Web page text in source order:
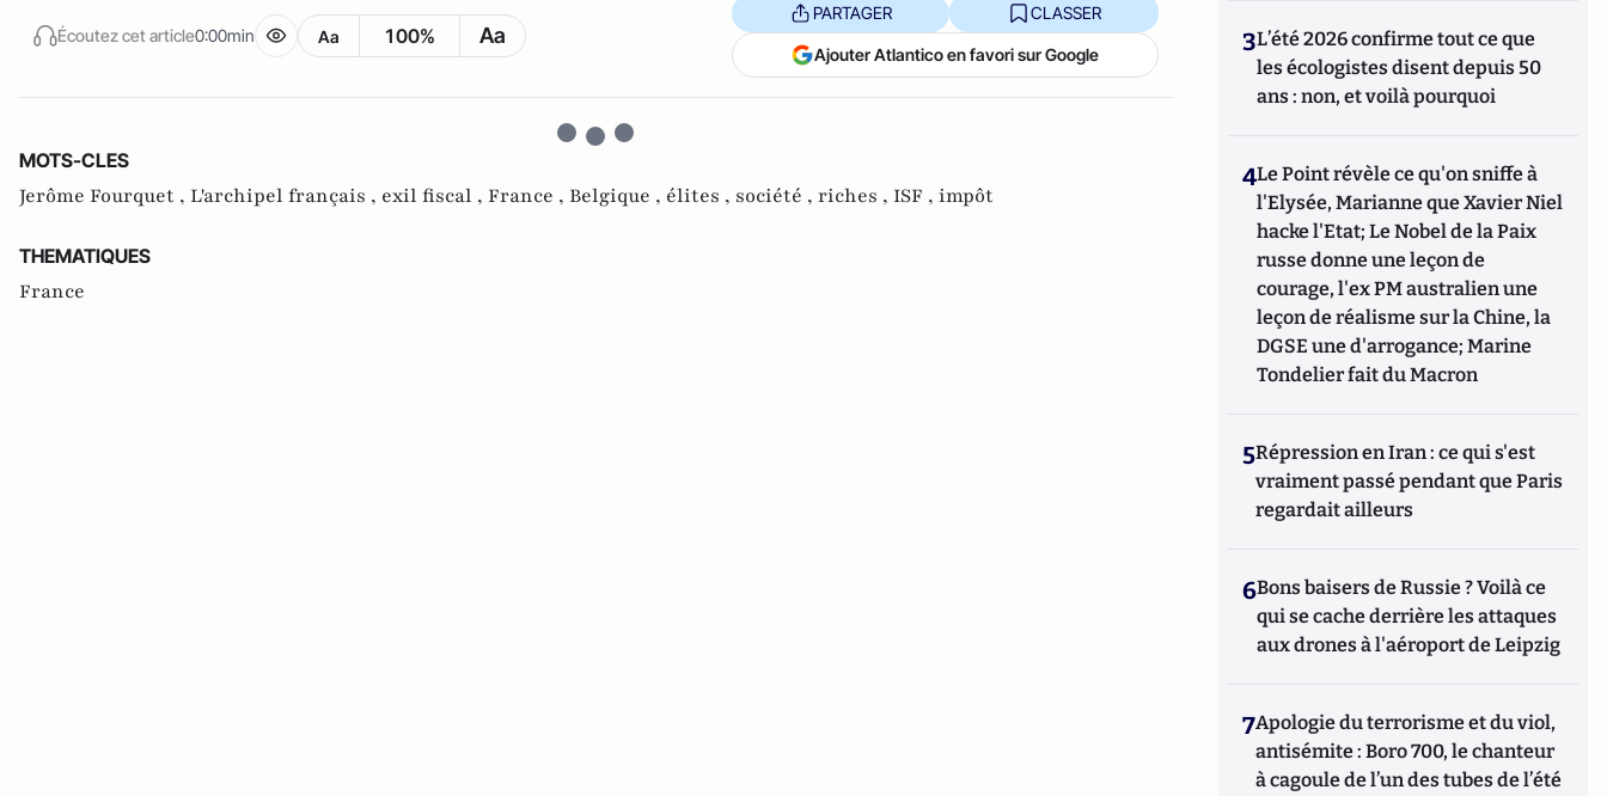
Écoutez cet article0:00min Aa 100% Aa
PARTAGER CLASSER
Ajouter Atlantico en favori sur Google
MOTS-CLES
Jerôme Fourquet , L'archipel français , exil fiscal , France , Belgique , élites , société , riches , ISF , impôt
THEMATIQUES
France
3L’été 2026 confirme tout ce que
les écologistes disent depuis 50
ans : non, et voilà pourquoi
4Le Point révèle ce qu'on sniffe à
l'Elysée, Marianne que Xavier Niel
hacke l'Etat; Le Nobel de la Paix
russe donne une leçon de
courage, l'ex PM australien une
leçon de réalisme sur la Chine, la
DGSE une d'arrogance; Marine
Tondelier fait du Macron
5Répression en Iran : ce qui s'est
vraiment passé pendant que Paris
regardait ailleurs
6Bons baisers de Russie ? Voilà ce
qui se cache derrière les attaques
aux drones à l'aéroport de Leipzig
7Apologie du terrorisme et du viol,
antisémite : Boro 700, le chanteur
à cagoule de l’un des tubes de l’été